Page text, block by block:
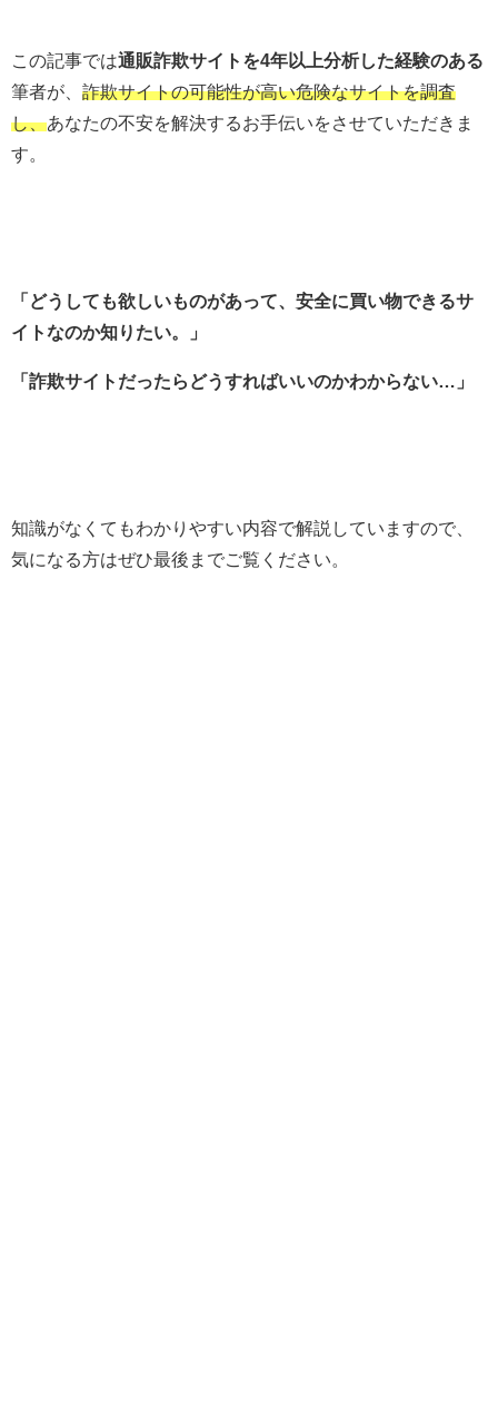
この記事では通販詐欺サイトを4年以上分析した経験のある
筆者が、 詐欺サイトの可能性が高い危険なサイトを調査
し、あなたの不安を解決するお手伝いをさせていただきま
す。
「どうしても欲しいものがあって、安全に買い物できるサ
イトなのか知りたい。」
「詐欺サイトだったらどうすればいいのかわからない…」
知識がなくてもわかりやすい内容で解説していますので、
気になる方はぜひ最後までご覧ください。